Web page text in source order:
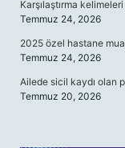
Karşılaştırma
Temmuz 24, 2026
2025 özel hastane
Temmuz 24, 2026
Ailede sicil kaydı olan
Temmuz 20, 2026